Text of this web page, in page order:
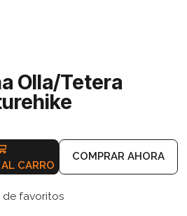
Olla/Tetera
CARRO
COMPRAR AHORA
de favoritos